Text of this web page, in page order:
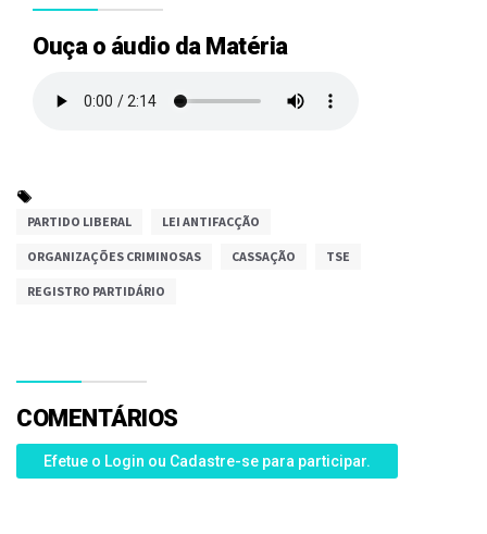
Ouça o áudio da Matéria
PARTIDO LIBERAL LEI ANTIFACÇÃO
ORGANIZAÇÕES CRIMINOSAS CASSAÇÃO TSE
REGISTRO PARTIDÁRIO
COMENTÁRIOS
Efetue o Login ou Cadastre-se para participar.